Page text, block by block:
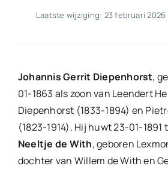
Laatste wijziging: 23 februari 2026
Johannis Gerrit Diepenhorst,
01-1863 als zoon van Leendert
Diepenhorst (1833-1894) en
(1823-1914). Hij huwt 23-01-1891
Neeltje de With, geboren
dochter van Willem de With en